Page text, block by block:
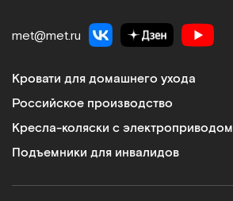
met@met.ru
Кровати для домашнего ухода
Российское производство
Кресла-коляски с электроприводом
Подъемники для инвалидов